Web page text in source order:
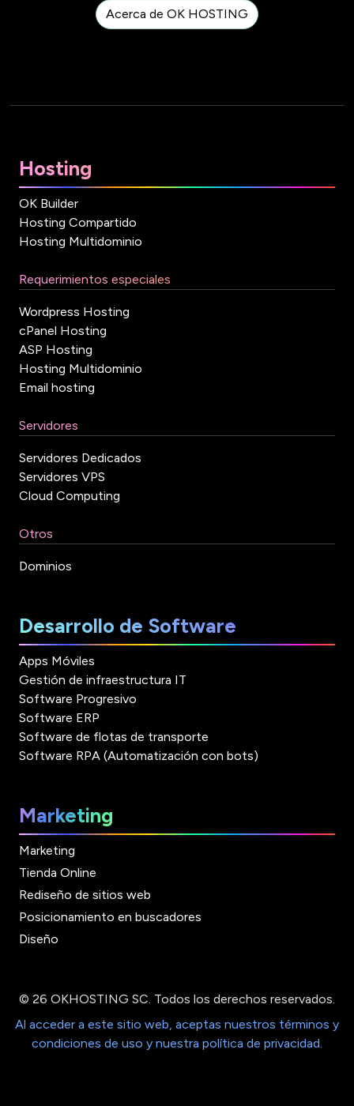
Acerca de OK HOSTING
Hosting
OK Builder
Hosting Compartido
Hosting Multidominio
Requerimientos especiales
Wordpress Hosting
cPanel Hosting
ASP Hosting
Hosting Multidominio
Email hosting
Servidores
Servidores Dedicados
Servidores VPS
Cloud Computing
Otros
Dominios
Desarrollo de Software
Apps Móviles
Gestión de infraestructura IT
Software Progresivo
Software ERP
Software de flotas de transporte
Software RPA (Automatización con bots)
Marketing
Marketing
Tienda Online
Rediseño de sitios web
Posicionamiento en buscadores
Diseño
© 26 OKHOSTING SC. Todos los derechos reservados.
Al acceder a este sitio web, aceptas nuestros términos y
condiciones de uso y nuestra política de privacidad.